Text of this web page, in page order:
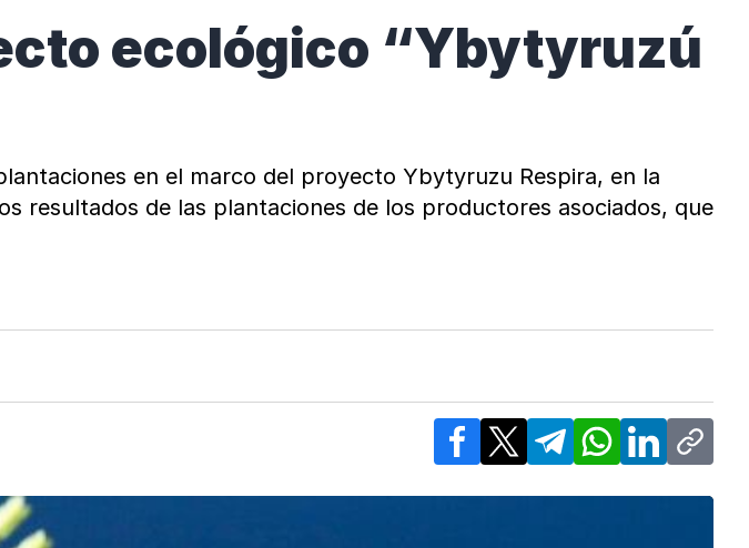
ecológico “Ybytyruzú
en el marco del proyecto Ybytyruzu Respira, en la
resultados de las plantaciones de los productores asociados, que
Facebook
X TelegramWhatsApp
LinkedInCopy